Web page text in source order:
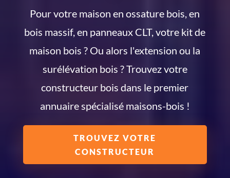
Pour votre maison en ossature bois, en
bois massif, en panneaux CLT, votre kit de
maison bois ? Ou alors l'extension ou la
surélévation bois ? Trouvez votre
constructeur bois dans le premier
annuaire spécialisé maisons-bois !
TROUVEZ VOTRE
CONSTRUCTEUR